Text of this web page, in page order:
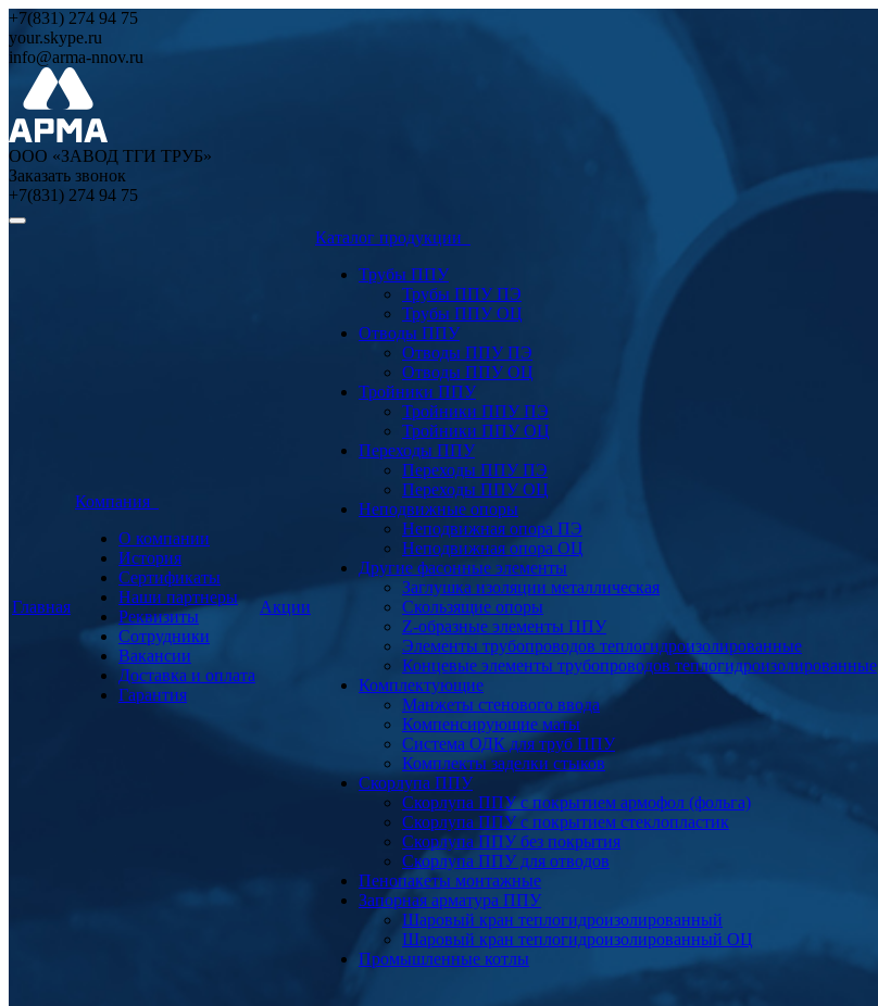
+7(831) 274 94 75
your.skype.ru
info@arma-nnov.ru
ООО «ЗАВОД ТГИ ТРУБ»
Заказать звонок
+7(831) 274 94 75
Главная
Компания
О компании
История
Сертификаты
Наши партнеры
Реквизиты
Сотрудники
Вакансии
Доставка и оплата
Гарантия
Акции
Каталог продукции
Трубы ППУ
Трубы ППУ ПЭ
Трубы ППУ ОЦ
Отводы ППУ
Отводы ППУ ПЭ
Отводы ППУ ОЦ
Тройники ППУ
Тройники ППУ ПЭ
Тройники ППУ ОЦ
Переходы ППУ
Переходы ППУ ПЭ
Переходы ППУ ОЦ
Неподвижные опоры
Неподвижная опора ПЭ
Неподвижная опора ОЦ
Другие фасонные элементы
Заглушка изоляции металлическая
Скользящие опоры
Z-образные элементы ППУ
Элементы трубопроводов теплогидроизолированные
Концевые элементы трубопроводов теплогидроизолированные
Комплектующие
Манжеты стенового ввода
Компенсирующие маты
Система ОДК для труб ППУ
Комплекты заделки стыков
Скорлупа ППУ
Скорлупа ППУ с покрытием армофол (фольга)
Скорлупа ППУ с покрытием стеклопластик
Скорлупа ППУ без покрытия
Скорлупа ППУ для отводов
Пенопакеты монтажные
Запорная арматура ППУ
Шаровый кран теплогидроизолированный
Шаровый кран теплогидроизолированный ОЦ
Промышленные котлы